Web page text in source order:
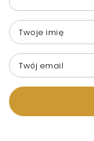
Twoje imię
Twój email